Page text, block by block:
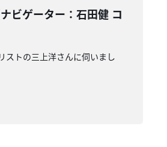
ビゲーター：石田健 コ
ストの三上洋さんに伺いまし